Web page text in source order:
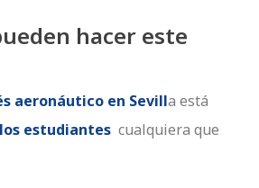
hacer este
aeronáutico en Sevilla está
estudiantes cualquiera que